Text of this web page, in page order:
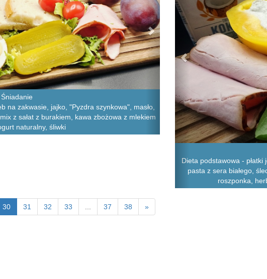
Śniadanie
na zakwasie, jajko, "Pyzdra szynkowa", masło,
z sałat z burakiem, kawa zbożowa z mlekiem
naturalny, śliwki
Dieta podstawowa -
pasta z sera białego,
roszponka,
30 31 32 33 ... 37 38 »